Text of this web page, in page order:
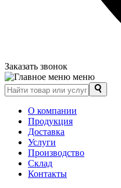
Заказать звонок
меню
О компании
Продукция
Доставка
Услуги
Производство
Склад
Контакты